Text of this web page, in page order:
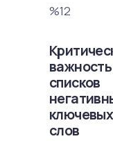
%12
важность
списков
ключевых
слов